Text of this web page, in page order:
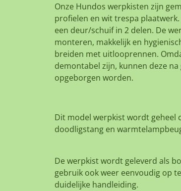
Onze Hundos werpkisten zijn
profielen en wit trespa
een deur/schuif in 2 delen. De
monteren, makkelijk en
breiden met uitlooprennen.
demontabel zijn, kunnen deze
opgeborgen worden.
Dit model werpkist wordt geheel
doodligstang en
De werpkist wordt geleverd als
gebruik ook weer eenvoudig op
duidelijke handleiding.